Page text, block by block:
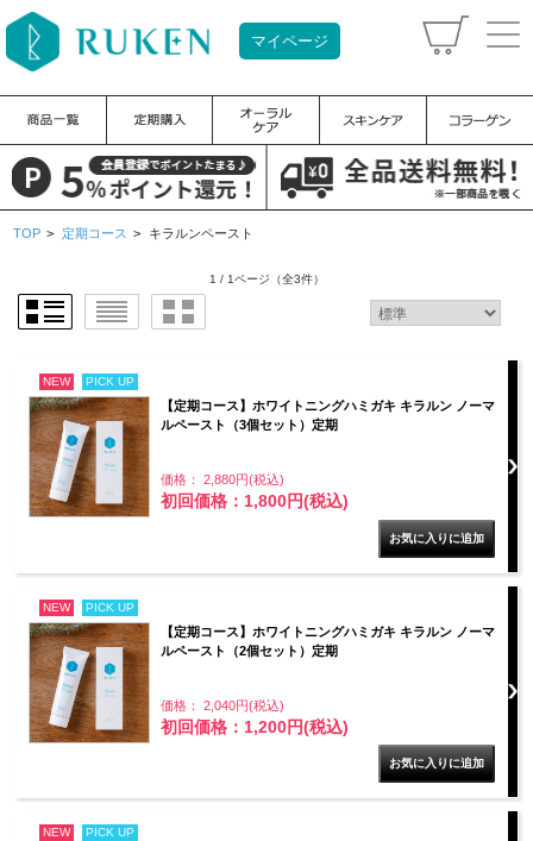
マイページ
TOP > 定期コース > キラルンペースト
1 / 1ページ （全3件）
NEW PICK UP
【定期コース】ホワイトニングハミガキ キラルン ノーマ
ルペースト（3個セット）定期
価格： 2,880円(税込)
初回価格：1,800円(税込)
NEW PICK UP
【定期コース】ホワイトニングハミガキ キラルン ノーマ
ルペースト（2個セット）定期
価格： 2,040円(税込)
初回価格：1,200円(税込)
NEW PICK UP